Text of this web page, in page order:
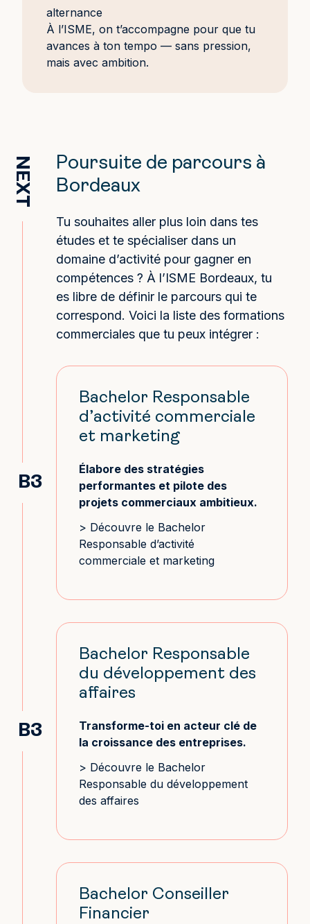
alternance
À l’ISME, on t’accompagne pour que tu
avances à ton tempo — sans pression,
mais avec ambition.
NEXT
Poursuite de parcours à
Bordeaux
Tu souhaites aller plus loin dans tes
études et te spécialiser dans un
domaine d’activité pour gagner en
compétences ? À l’ISME Bordeaux, tu
es libre de définir le parcours qui te
correspond. Voici la liste des formations
commerciales que tu peux intégrer :
B3
Bachelor Responsable
d’activité commerciale
et marketing
Élabore des stratégies
performantes et pilote des
projets commerciaux ambitieux.
> Découvre le Bachelor
Responsable d’activité
commerciale et marketing
B3
Bachelor Responsable
du développement des
affaires
Transforme-toi en acteur clé de
la croissance des entreprises.
> Découvre le Bachelor
Responsable du développement
des affaires
Bachelor Conseiller
Financier